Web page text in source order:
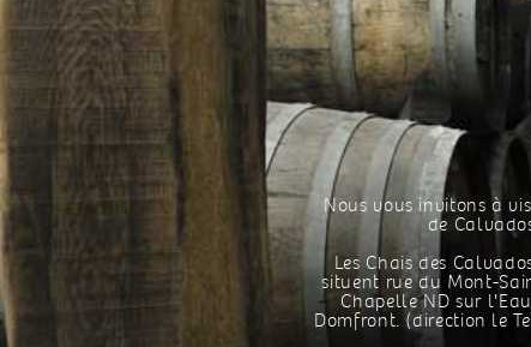
Nous vous invitons à
de
Les Chais des
situent rue du Mont-
Chapelle ND sur
Domfront. (direction le